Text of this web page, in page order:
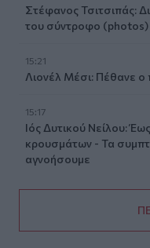
Στέφανος Τσιτσιπάς:
του σύντροφο (photos)
15:21
Λιονέλ Μέσι: Πέθανε ο
15:17
Ιός Δυτικού Νείλου:
κρουσμάτων - Τα
αγνοήσουμε